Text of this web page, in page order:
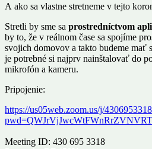
A ako sa vlastne stretneme v tejto
Stretli by sme sa prostredníctvom
by to, že v reálnom čase sa spojíme
svojich domovov a takto budeme mať
je potrebné si najprv nainštalovať do
mikrofón a kameru.
Pripojenie:
https://us05web.zoom.us/j/
Meeting ID: 430 695 3318